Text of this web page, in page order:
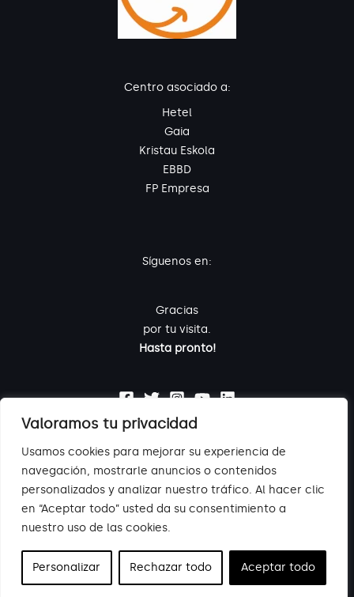
Valoramos tu privacidad
Usamos cookies para mejorar su experiencia de
navegación, mostrarle anuncios o contenidos
personalizados y analizar nuestro tráfico. Al hacer clic
en “Aceptar todo” usted da su consentimiento a
nuestro uso de las cookies.
Personalizar Rechazar todo Aceptar todo
Centro asociado a:
Hetel
Gaia
Kristau Eskola
EBBD
FP Empresa
Síguenos en:
Gracias
por tu visita.
Hasta pronto!
Aviso legal-Política de privacidad-Política de cookies-Canal de
denuncias
© 2023 Nazaret